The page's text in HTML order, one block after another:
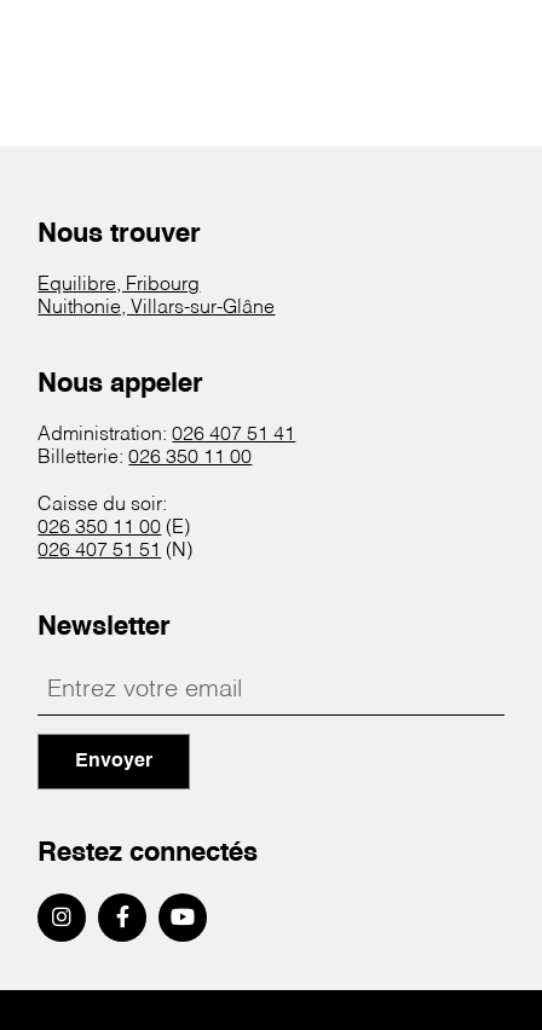
Nous trouver
Equilibre, Fribourg
Nuithonie, Villars-sur-Glâne
Nous appeler
Administration:026 407 51 41
Billetterie:026 350 11 00
Caisse du soir:
026 350 11 00 (E)
026 407 51 51 (N)
Newsletter
Envoyer
Restez connectés